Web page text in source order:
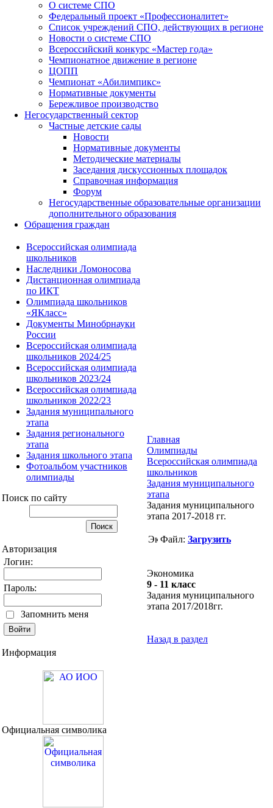
О системе СПО
Федеральный проект «Профессионалитет»
Список учреждений СПО, действующих в регионе
Новости о системе СПО
Всероссийский конкурс «Мастер года»
Чемпионатное движение в регионе
ЦОПП
Чемпионат «Абилимпикс»
Нормативные документы
Бережливое производство
Негосударственный сектор
Частные детские сады
Новости
Нормативные документы
Методические материалы
Заседания дискуссионных площадок
Справочная информация
Форум
Негосударственные образовательные организации
дополнительного образования
Обращения граждан
Всероссийская олимпиада
школьников
Наследники Ломоносова
Дистанционная олимпиада
по ИКТ
Олимпиада школьников
«ЯКласс»
Документы Минобрнауки
России
Всероссийская олимпиада
школьников 2024/25
Всероссийская олимпиада
школьников 2023/24
Всероссийская олимпиада
школьников 2022/23
Задания муниципального
этапа
Задания регионального
этапа
Задания школьного этапа
Фотоальбом участников
олимпиады
Поиск по сайту
Авторизация
Логин:
Пароль:
Запомнить меня
Информация
Официальная символика
Главная
Олимпиады
Всероссийская олимпиада
школьников
Задания муниципального
этапа
Задания муниципального
этапа 2017-2018 гг.
Файл: Загрузить
Экономика
9 - 11 класс
Задания муниципального
этапа 2017/2018гг.
Назад в раздел